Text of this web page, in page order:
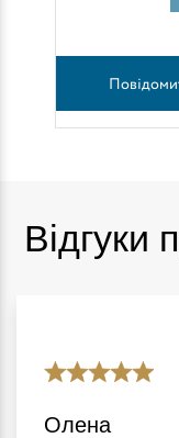
Відгуки
Олена